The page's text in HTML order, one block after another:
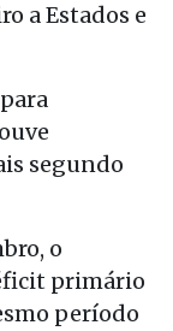
a Estados e
segundo
o
primário
período